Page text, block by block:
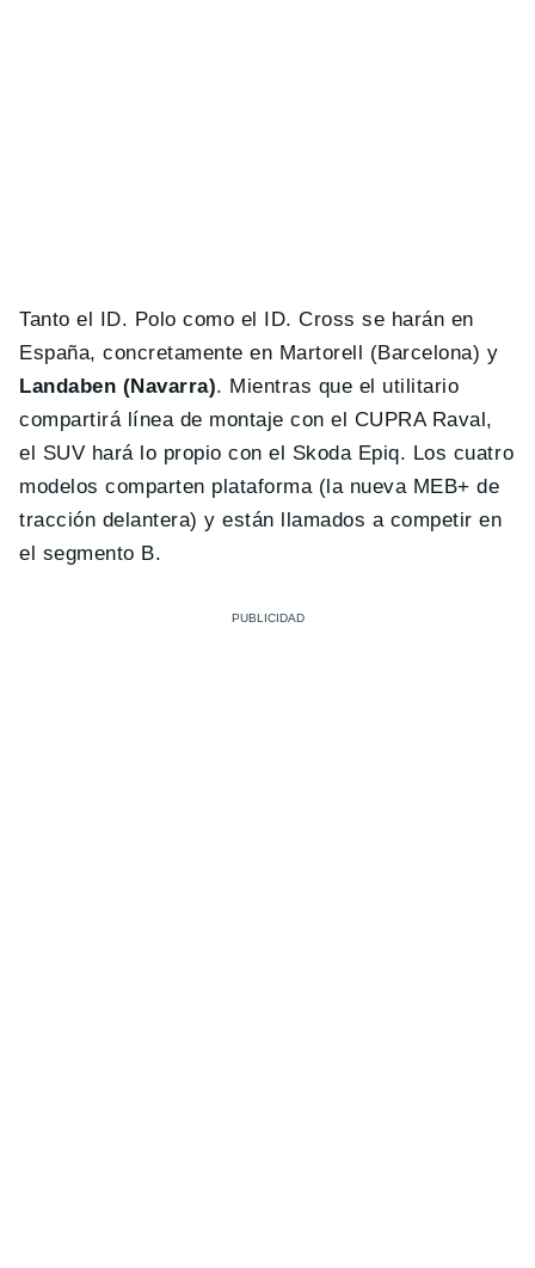
Tanto el ID. Polo como el ID. Cross se harán en
España, concretamente en Martorell (Barcelona) y
Landaben (Navarra). Mientras que el utilitario
compartirá línea de montaje con el CUPRA Raval,
el SUV hará lo propio con el Skoda Epiq. Los cuatro
modelos comparten plataforma (la nueva MEB+ de
tracción delantera) y están llamados a competir en
el segmento B.